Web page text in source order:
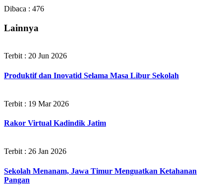
Dibaca : 476
Lainnya
Terbit : 20 Jun 2026
Produktif dan Inovatid Selama Masa Libur Sekolah
Terbit : 19 Mar 2026
Rakor Virtual Kadindik Jatim
Terbit : 26 Jan 2026
Sekolah Menanam, Jawa Timur Menguatkan Ketahanan
Pangan